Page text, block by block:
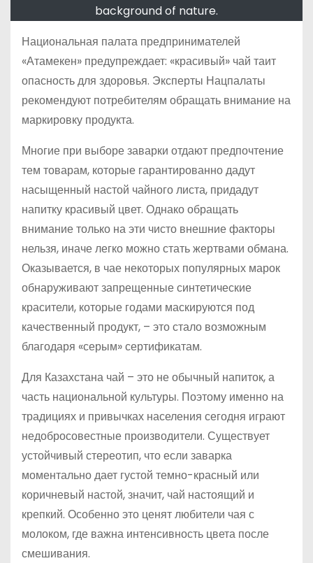
background of nature.
Национальная палата предпринимателей
«Атамекен» предупреждает: «красивый» чай таит
опасность для здоровья. Эксперты Нацпалаты
рекомендуют потребителям обращать внимание на
маркировку продукта.
Многие при выборе заварки отдают предпочтение
тем товарам, которые гарантированно дадут
насыщенный настой чайного листа, придадут
напитку красивый цвет. Однако обращать
внимание только на эти чисто внешние факторы
нельзя, иначе легко можно стать жертвами обмана.
Оказывается, в чае некоторых популярных марок
обнаруживают запрещенные синтетические
красители, которые годами маскируются под
качественный продукт, – это стало возможным
благодаря «серым» сертификатам.
Для Казахстана чай – это не обычный напиток, а
часть национальной культуры. Поэтому именно на
традициях и привычках населения сегодня играют
недобросовестные производители. Существует
устойчивый стереотип, что если заварка
моментально дает густой темно-красный или
коричневый настой, значит, чай настоящий и
крепкий. Особенно это ценят любители чая с
молоком, где важна интенсивность цвета после
смешивания.